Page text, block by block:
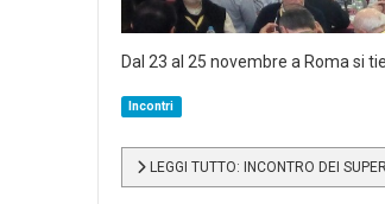
Dal 23 al 25 novembre a Roma si
Incontri
LEGGI TUTTO: INCONTRO DEI